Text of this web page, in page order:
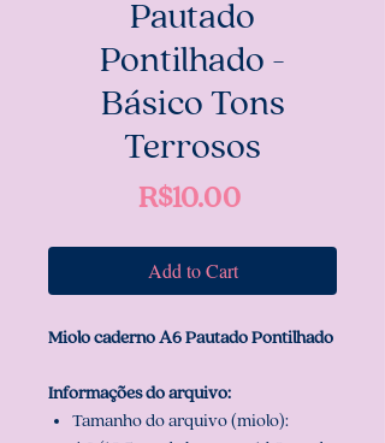
Pautado
Pontilhado -
Básico Tons
Terrosos
R$10.00Price
Add to Cart
Miolo caderno A6 Pautado Pontilhado
Informações do arquivo:
Tamanho do arquivo (miolo):